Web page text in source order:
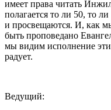
имеет права читать
полагается то ли 50, то
и просвещаются. И, как
быть проповедано
мы видим исполнение
радует.
Ведущий: